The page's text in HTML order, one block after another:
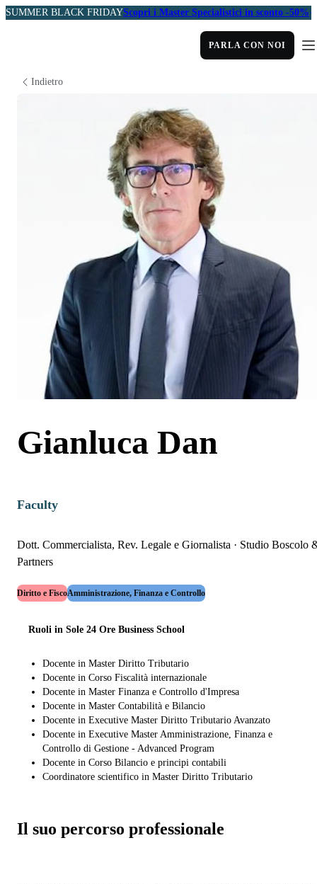
SUMMER BLACK FRIDAYScopri i Master Specialistici in sconto -50%
PARLA CON NOI
Indietro
Gianluca Dan
Faculty
Dott. Commercialista, Rev. Legale e Giornalista · Studio Boscolo
Partners
Diritto e FiscoAmministrazione, Finanza e Controllo
Ruoli in Sole 24 Ore Business School
Docente in Master Diritto Tributario
Docente in Corso Fiscalità internazionale
Docente in Master Finanza e Controllo d'Impresa
Docente in Master Contabilità e Bilancio
Docente in Executive Master Diritto Tributario Avanzato
Docente in Executive Master Amministrazione, Finanza e
Controllo di Gestione - Advanced Program
Docente in Corso Bilancio e principi contabili
Coordinatore scientifico in Master Diritto Tributario
Il suo percorso professionale